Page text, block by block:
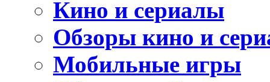
Кино и сериалы
Обзоры кино и
Мобильные игры